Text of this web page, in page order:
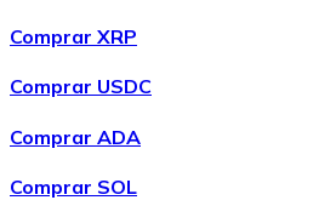
Comprar XRP
Comprar USDC
Comprar ADA
Comprar SOL